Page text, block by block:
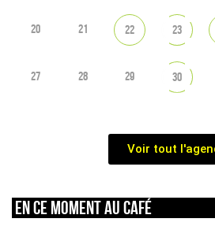
20 21 22 23
27 28 29 30
Voir tout
En ce moment au café